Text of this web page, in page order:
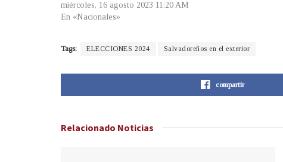
miércoles, 16 agosto 2023 11:20 AM
En «Nacionales»
Tags: ELECCIONES 2024 Salvadoreños en el exterior
compartir
Relacionado Noticias